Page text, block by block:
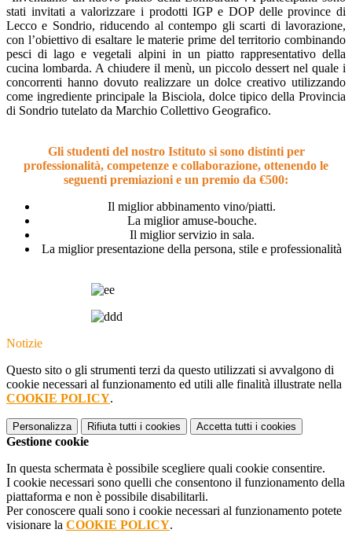
stati invitati a valorizzare i prodotti IGP e DOP delle province di
Lecco e Sondrio, riducendo al contempo gli scarti di lavorazione,
con l’obiettivo di esaltare le materie prime del territorio combinando
pesci di lago e vegetali alpini in un piatto rappresentativo della
cucina lombarda. A chiudere il menù, un piccolo dessert nel quale i
concorrenti hanno dovuto realizzare un dolce creativo utilizzando
come ingrediente principale la Bisciola, dolce tipico della Provincia
di Sondrio tutelato da Marchio Collettivo Geografico.
Gli studenti del nostro Istituto si sono distinti per
professionalità, competenze e collaborazione, ottenendo le
seguenti premiazioni e un premio da €500:
Il miglior abbinamento vino/piatti.
La miglior amuse-bouche.
Il miglior servizio in sala.
La miglior presentazione della persona, stile e professionalità
Notizie
Questo sito o gli strumenti terzi da questo utilizzati si avvalgono di
cookie necessari al funzionamento ed utili alle finalità illustrate nella
COOKIE POLICY.
Personalizza Rifiuta tutti i cookies Accetta tutti i cookies
Gestione cookie
In questa schermata è possibile scegliere quali cookie consentire.
I cookie necessari sono quelli che consentono il funzionamento della
piattaforma e non è possibile disabilitarli.
Per conoscere quali sono i cookie necessari al funzionamento potete
visionare la COOKIE POLICY.